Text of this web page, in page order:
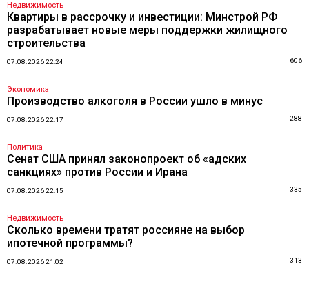
Недвижимость
Квартиры в рассрочку и инвестиции: Минстрой РФ
разрабатывает новые меры поддержки жилищного
строительства
07.08.2026 22:24 606
Экономика
Производство алкоголя в России ушло в минус
07.08.2026 22:17 288
Политика
Сенат США принял законопроект об «адских
санкциях» против России и Ирана
07.08.2026 22:15 335
Недвижимость
Сколько времени тратят россияне на выбор
ипотечной программы?
07.08.2026 21:02 313